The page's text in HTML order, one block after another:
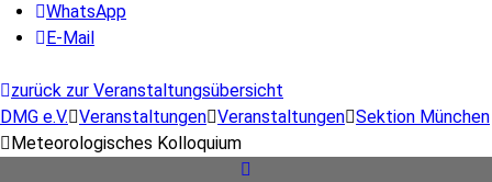
WhatsApp
E-Mail
zurück zur Veranstaltungsübersicht
DMG e.V. Veranstaltungen Veranstaltungen Sektion München
Meteorologisches Kolloquium